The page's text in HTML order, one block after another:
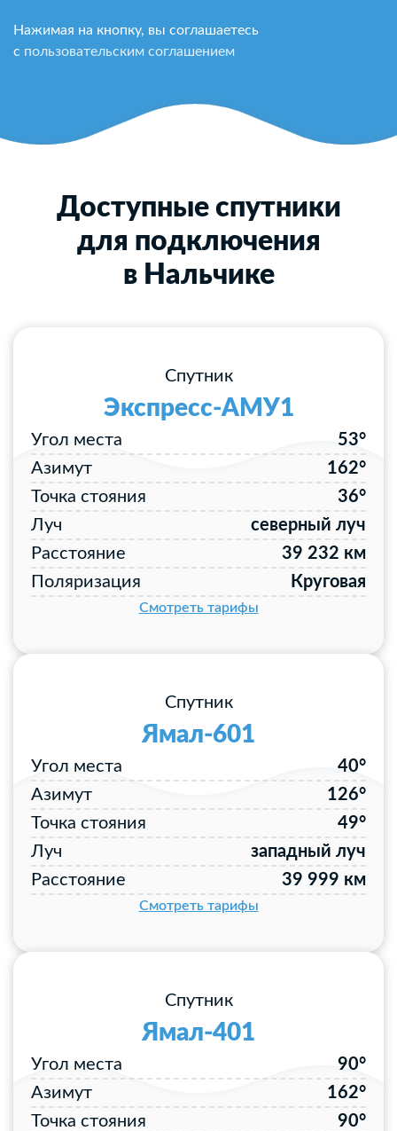
Нажимая на кнопку, вы соглашаетесь
с пользовательским соглашением
Доступные спутники
для подключения
в Нальчике
Спутник
Экспресс-АМУ1
Угол места
53°
Азимут
162°
Точка стояния
36°
Луч
северный луч
Расстояние
39 232 км
Поляризация
Круговая
Смотреть тарифы
Спутник
Ямал-601
Угол места
40°
Азимут
126°
Точка стояния
49°
Луч
западный луч
Расстояние
39 999 км
Смотреть тарифы
Спутник
Ямал-401
Угол места
90°
Азимут
162°
Точка стояния
90°